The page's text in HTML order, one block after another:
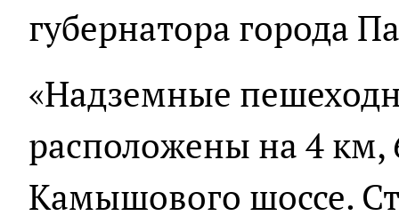
губернатора города
«Надземные
расположены на 4 км,
Камышового шоссе.